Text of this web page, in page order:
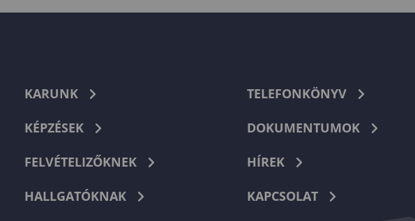
KARUNK
KÉPZÉSEK
FELVÉTELIZŐKNEK
HALLGATÓKNAK
TELEFONKÖNYV
DOKUMENTUMOK
HÍREK
KAPCSOLAT